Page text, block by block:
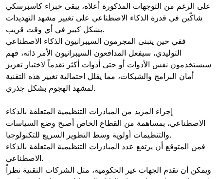
على الرغم من التوجهات المذكورة أعلاه، يبقى خبراء كاسبرسكي
شاكّين في قدرة الذكاء الاصطناعي على تغيير مشهد التهديدات
بشكل كبير في أي وقت قريب.
ففي حين يتبنى المجرمون السيبرانيون الذكاء الاصطناعي
التوليدي، سيفعل المدافعون السيبرانيون الأمر ذاته، فهم
سيستخدمون نفس الأدوات أو حتى أدوات أكثر تقدماً لاختبار تعزيز
أمان البرامج والشبكات، مما يقلل احتمالية تغيير هذه التقنية
لمشهد الهجوم بشكل جذري.
إجراء المزيد من المبادرات التنظيمية المتعلقة بالذكاء
الاصطناعي، بمساهمة من القطاع الخاص أصبح وضع السياسات
والتنظيمات أولوية وسط التطوير السريع للتكنولوجيا.
فمن المتوقع أن يرتفع عدد المبادرات التنظيمية المتعلقة بالذكاء
الاصطناعي.
ويمكن أن تقدم الجهات غير الحكومية، مثل الشركات التقنية نظراً